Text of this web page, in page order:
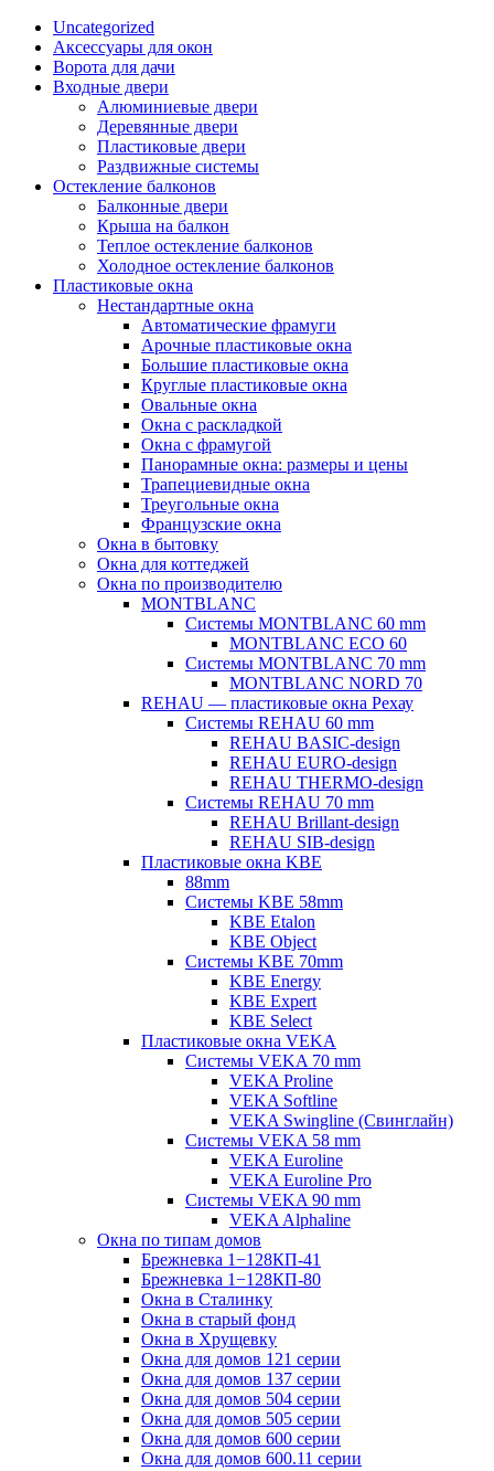
Uncategorized
Аксессуары для окон
Ворота для дачи
Входные двери
Алюминиевые двери
Деревянные двери
Пластиковые двери
Раздвижные системы
Остекление балконов
Балконные двери
Крыша на балкон
Теплое остекление балконов
Холодное остекление балконов
Пластиковые окна
Нестандартные окна
Автоматические фрамуги
Арочные пластиковые окна
Большие пластиковые окна
Круглые пластиковые окна
Овальные окна
Окна с раскладкой
Окна с фрамугой
Панорамные окна: размеры и цены
Трапециевидные окна
Треугольные окна
Французские окна
Окна в бытовку
Окна для коттеджей
Окна по производителю
MONTBLANC
Системы MONTBLANC 60 mm
MONTBLANC ECO 60
Системы MONTBLANC 70 mm
MONTBLANC NORD 70
REHAU — пластиковые окна Рехау
Системы REHAU 60 mm
REHAU BASIC-design
REHAU EURO-design
REHAU THERMO-design
Системы REHAU 70 mm
REHAU Brillant-design
REHAU SIB-design
Пластиковые окна KBE
88mm
Системы KBE 58mm
KBE Etalon
KBE Object
Системы KBE 70mm
KBE Energy
KBE Expert
KBE Select
Пластиковые окна VEKA
Cистемы VEKA 70 mm
VEKA Proline
VEKA Softline
VEKA Swingline (Свинглайн)
Системы VEKA 58 mm
VEKA Euroline
VEKA Euroline Pro
Системы VEKA 90 mm
VEKA Alphaline
Окна по типам домов
Брежневка 1−128КП-41
Брежневка 1−128КП-80
Окна в Сталинку
Окна в старый фонд
Окна в Хрущевку
Окна для домов 121 серии
Окна для домов 137 серии
Окна для домов 504 серии
Окна для домов 505 серии
Окна для домов 600 серии
Окна для домов 600.11 серии